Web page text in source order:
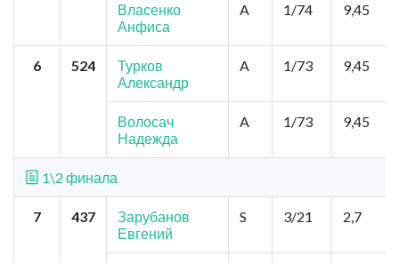
Власенко
Анфиса
A 1/74 9,45
6 524
Турков
Александр
A 1/73 9,45
Волосач
Надежда
A 1/73 9,45
1\2 финала
7 437
Зарубанов
Евгений
S 3/21 2,7